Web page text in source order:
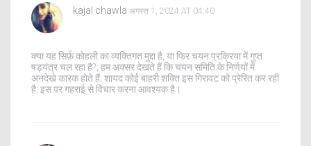
kajal chawla अगस्त 1, 2024 AT 04:40
क्या यह सिर्फ़ कोहली का व्यक्तिगत मुद्दा है, या फिर चयन प्रक्रिया में गुप्त
षड्यंत्र चल रहा है?; हम अक्सर देखते हैं कि चयन समिति के निर्णयों में
अनदेखे कारक होते हैं; शायद कोई बाहरी शक्ति इस गिरावट को प्रेरित कर रही
है; इस पर गहराई से विचार करना आवश्यक है।